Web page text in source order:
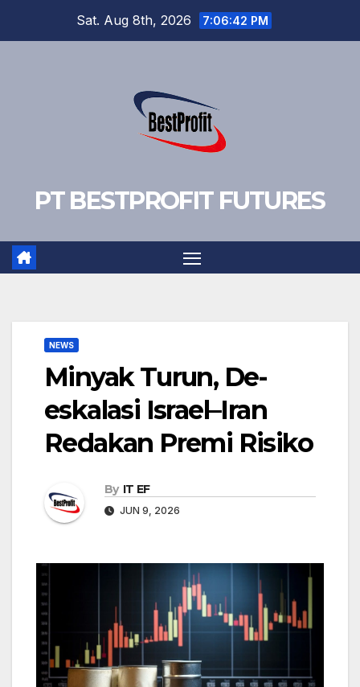
Sat. Aug 8th, 2026 7:06:43 PM
PT BESTPROFIT FUTURES
NEWS
Minyak Turun, De-
eskalasi Israel–Iran
Redakan Premi Risiko
By IT EF
JUN 9, 2026